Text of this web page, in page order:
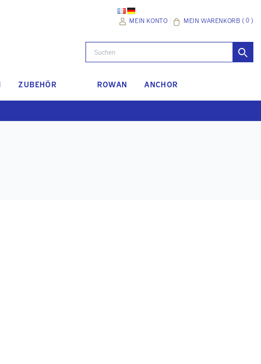
MEIN KONTO MEIN WARENKORB ( 0 )
ZUBEHÖR ROWAN ANCHOR